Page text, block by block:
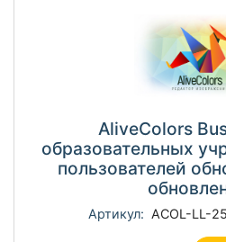
AliveColors
образовательных
пользователей
Артикул: ACOL-LL-